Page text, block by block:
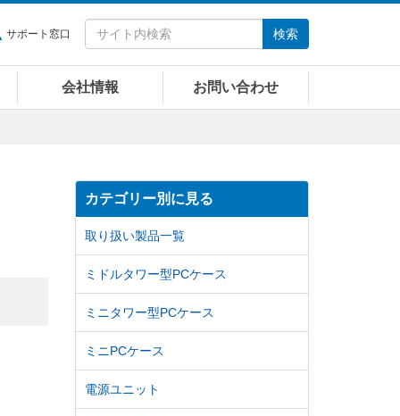
サポート窓口 検索
会社情報 お問い合わせ
カテゴリー別に見る
取り扱い製品一覧
ミドルタワー型PCケース
ミニタワー型PCケース
ミニPCケース
電源ユニット